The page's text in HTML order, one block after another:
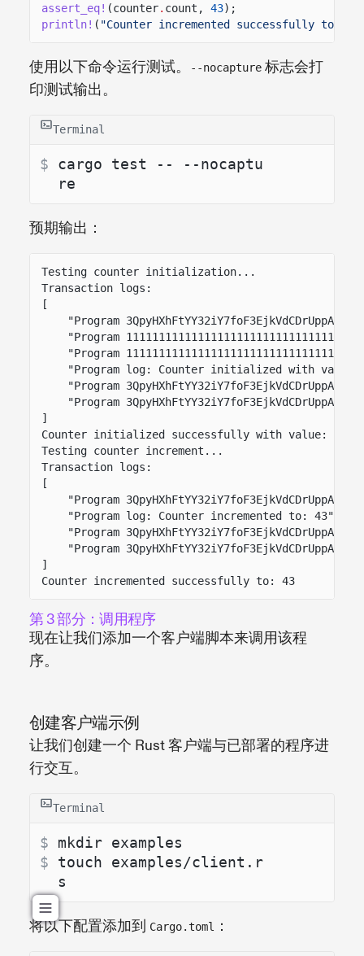
assert_eq! (counter. count, 43);
println! ( "Counter incremented successfully to:
使用以下命令运行测试。 --nocapture 标志会打
印测试输出。
Terminal
$ cargo test -- --nocaptu
re
预期输出：
Testing counter initialization...
Transaction logs:
[
"Program
"Program 11111111111111111111111111111111
"Program 11111111111111111111111111111111
"Program log: Counter initialized with
"Program
"Program
]
Counter initialized successfully with value: 42
Testing counter increment...
Transaction logs:
[
"Program
"Program log: Counter incremented to: 43",
"Program
"Program
]
Counter incremented successfully to: 43
第 3 部分：调用程序
现在让我们添加一个客户端脚本来调用该程
序。
创建客户端示例
让我们创建一个 Rust 客户端与已部署的程序进
行交互。
Terminal
$ mkdir examples
$ touch examples/client.r
s
将以下配置添加到 Cargo.toml ：